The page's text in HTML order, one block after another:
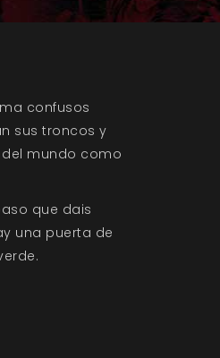
confusos
sus troncos y
mundo como
que dais
una puerta de